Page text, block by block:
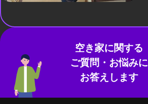
空き家に関する
ご質問・お悩みに
お答えします